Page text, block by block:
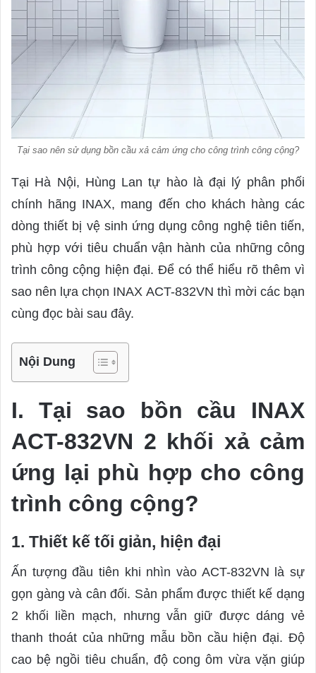
Tại sao nên sử dụng bồn cầu xả cảm ứng cho công trình công cộng?
Tại Hà Nội, Hùng Lan tự hào là đại lý phân phối
chính hãng INAX, mang đến cho khách hàng các
dòng thiết bị vệ sinh ứng dụng công nghệ tiên tiến,
phù hợp với tiêu chuẩn vận hành của những công
trình công cộng hiện đại. Để có thể hiểu rõ thêm vì
sao nên lựa chọn INAX ACT-832VN thì mời các bạn
cùng đọc bài sau đây.
Nội Dung
I. Tại sao bồn cầu INAX
ACT-832VN 2 khối xả cảm
ứng lại phù hợp cho công
trình công cộng?
1. Thiết kế tối giản, hiện đại
Ấn tượng đầu tiên khi nhìn vào ACT-832VN là sự
gọn gàng và cân đối. Sản phẩm được thiết kế dạng
2 khối liền mạch, nhưng vẫn giữ được dáng vẻ
thanh thoát của những mẫu bồn cầu hiện đại. Độ
cao bệ ngồi tiêu chuẩn, độ cong ôm vừa vặn giúp